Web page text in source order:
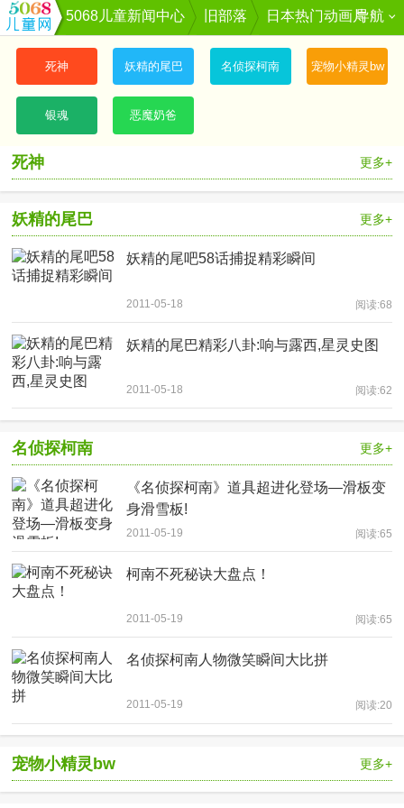
5068儿童新闻中心 旧部落 日本热门动画片导航
死神 妖精的尾巴 名侦探柯南 宠物小精灵bw
银魂 恶魔奶爸
死神 更多+
妖精的尾巴 更多+
妖精的尾吧58话捕捉精彩瞬间
2011-05-18 阅读:68
妖精的尾巴精彩八卦:响与露西,星灵史图
2011-05-18 阅读:62
名侦探柯南 更多+
《名侦探柯南》道具超进化登场—滑板变
身滑雪板!
2011-05-19 阅读:65
柯南不死秘诀大盘点！
2011-05-19 阅读:65
名侦探柯南人物微笑瞬间大比拼
2011-05-19 阅读:20
宠物小精灵bw 更多+